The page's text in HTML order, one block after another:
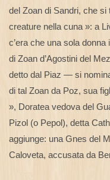
del Zoan di Sandri, che
creature nella cuna »: a
c’era che una sola
di Zoan d’Agostini del
detto dal Piaz — si
di tal Zoan da Poz, sua
», Doratea vedova del
Pizol (o Pepol), detta
aggiunge: una Gnes del
Caloveta, accusata da